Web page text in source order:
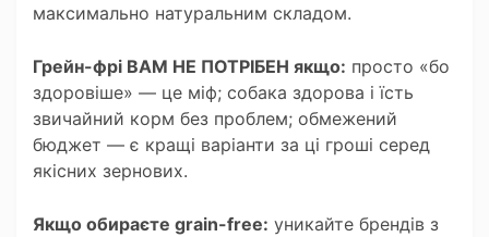
максимально натуральним складом.
Грейн-фрі ВАМ НЕ ПОТРІБЕН якщо: просто «бо
здоровіше» — це міф; собака здорова і їсть
звичайний корм без проблем; обмежений
бюджет — є кращі варіанти за ці гроші серед
якісних зернових.
Якщо обираєте grain-free: уникайте брендів з